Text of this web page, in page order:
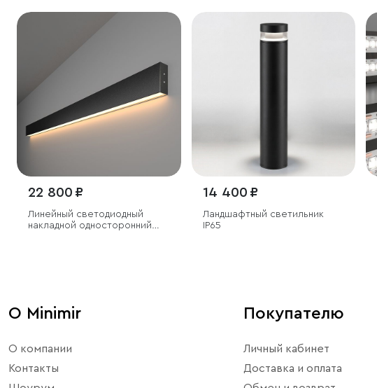
22 800 ₽
Линейный светодиодный
накладной односторонний
14 400 ₽
Ландшафтный светильник
IP65
О Minimir
О компании
Контакты
Покупателю
Личный кабинет
Доставка и оплата